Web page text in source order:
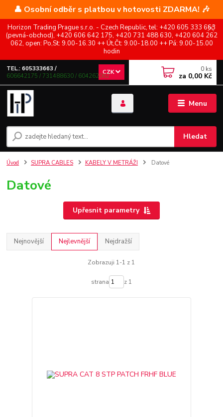
👤 Osobní odběr s platbou v hotovosti ZDARMA! 🎶
Horizon Trading Prague s.r.o. - Czech Republic, tel: +420 605 333 663
(pevná-obchod), +420 606 642 175, +420 731 488 630, +420 604 262
062, open: Po,St: 9.00-16.30 ++ Út,Čt: 9.00-18.00 ++ Pá: 9.00-15.00
hodin
Menu
CZK
Hledat
TEL.: 605333663 /
606642175 / 731488630 / 604262062
0 ks
za 0,00 Kč
Úvod SUPRA CABLES KABELY V METRÁŽI Datové
Datové
Upřesnit parametry
Nejnovější Nejlevnější Nejdražší
Zobrazuji 1-1 z 1
strana z 1